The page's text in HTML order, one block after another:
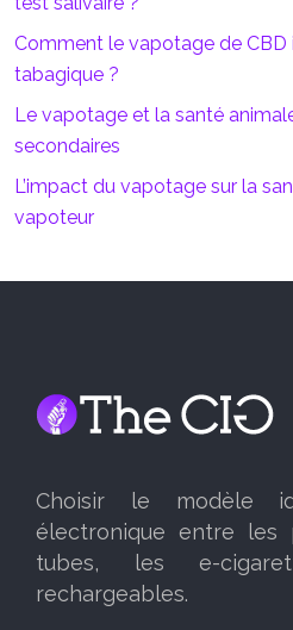
Comment le vapotage de
tabagique ?
Le vapotage et la santé
secondaires
L’impact du vapotage sur la
vapoteur
Choisir le modèle
électronique entre les
tubes, les e-
rechargeables.